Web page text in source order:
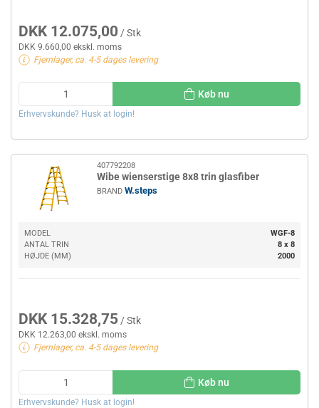
DKK 12.075,00 / Stk
DKK 9.660,00 ekskl. moms
Fjernlager, ca. 4-5 dages levering
Køb nu
Erhvervskunde? Husk at login!
407792208
Wibe wienserstige 8x8 trin glasfiber
BRAND W.steps
MODEL
WGF-8
ANTAL TRIN
8 x 8
HØJDE (MM)
2000
DKK 15.328,75 / Stk
DKK 12.263,00 ekskl. moms
Fjernlager, ca. 4-5 dages levering
Køb nu
Erhvervskunde? Husk at login!